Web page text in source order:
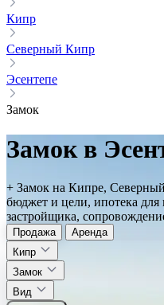
Кипр
Северный Кипр
Эсентепе
Замок
Замок в
+ Замок на Кипре,
бюджет и цели, ипотека для
застройщика,
Продажа
Аренда
Кипр
Замок
Вид